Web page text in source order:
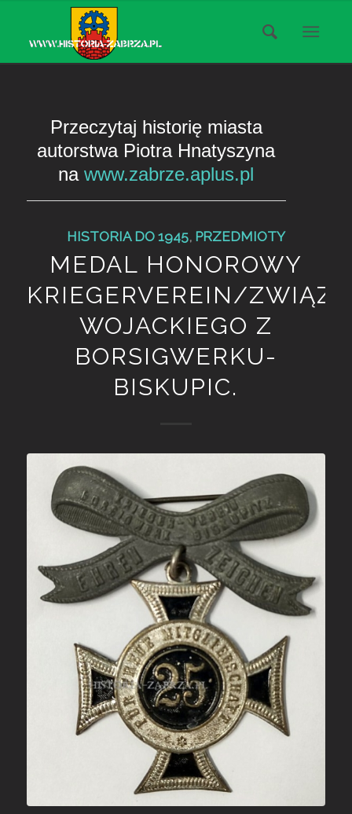
Przeczytaj historię miasta
autorstwa Piotra Hnatyszyna
nawww.zabrze.aplus.pl
HISTORIA DO 1945, PRZEDMIOTY
MEDAL HONOROWY
KRIEGERVEREIN/
WOJACKIEGO Z
BORSIGWERKU-
BISKUPIC.